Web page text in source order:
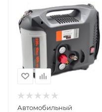
Автомобильный